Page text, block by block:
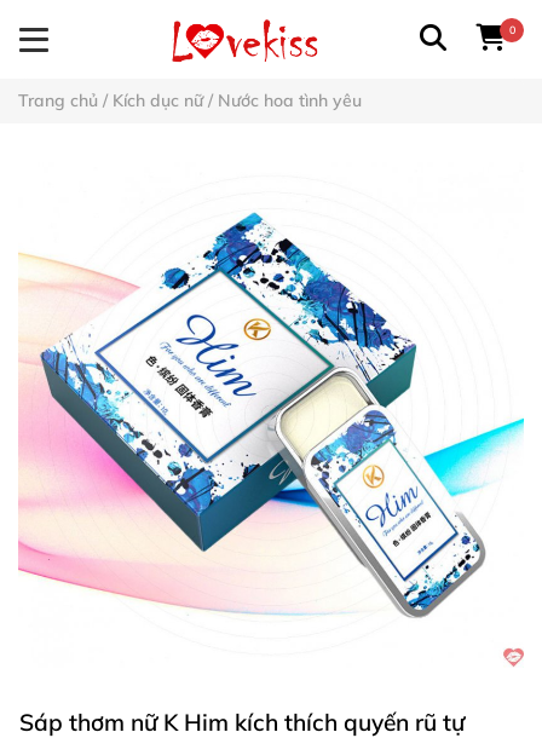
0
Trang chủ / Kích dục nữ/ Nước hoa tình yêu
Sáp thơm nữ K Him kích thích quyến rũ tự